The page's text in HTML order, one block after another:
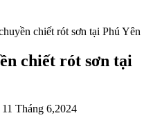
chiết rót sơn tại Phú Yên
chiết rót sơn tại
Tháng 6,2024